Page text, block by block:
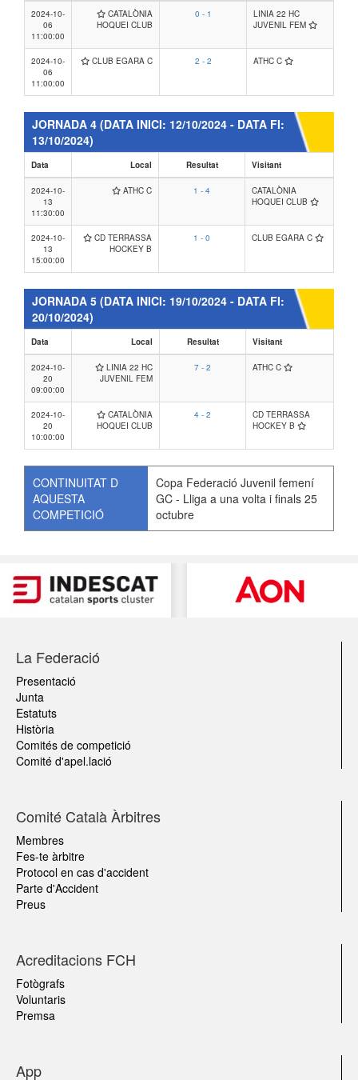
2024-10-
06
11:00:00
CATALÒNIA
HOQUEI CLUB
0 - 1
LINIA 22 HC
JUVENIL FEM
2024-10-
06
11:00:00
CLUB EGARA C 2 - 2 ATHC C
JORNADA 4 (DATA INICI: 12/10/2024 - DATA FI:
13/10/2024)
Data Local Resultat Visitant
2024-10-
13
11:30:00
ATHC C 1 - 4
CATALÒNIA
HOQUEI CLUB
2024-10-
13
15:00:00
CD TERRASSA
HOCKEY B
1 - 0 CLUB EGARA C
JORNADA 5 (DATA INICI: 19/10/2024 - DATA FI:
20/10/2024)
Data Local Resultat Visitant
2024-10-
20
09:00:00
LINIA 22 HC
JUVENIL FEM
7 - 2 ATHC C
2024-10-
20
10:00:00
CATALÒNIA
HOQUEI CLUB
4 - 2
CD TERRASSA
HOCKEY B
CONTINUITAT D
AQUESTA
COMPETICIÓ
Copa Federació Juvenil femení
GC - Lliga a una volta i finals 25
octubre
La Federació
Presentació
Junta
Estatuts
Història
Comités de competició
Comité d'apel.lació
Comité Català Àrbitres
Membres
Fes-te àrbitre
Protocol en cas d'accident
Parte d'Accident
Preus
Acreditacions FCH
Fotògrafs
Voluntaris
Premsa
App